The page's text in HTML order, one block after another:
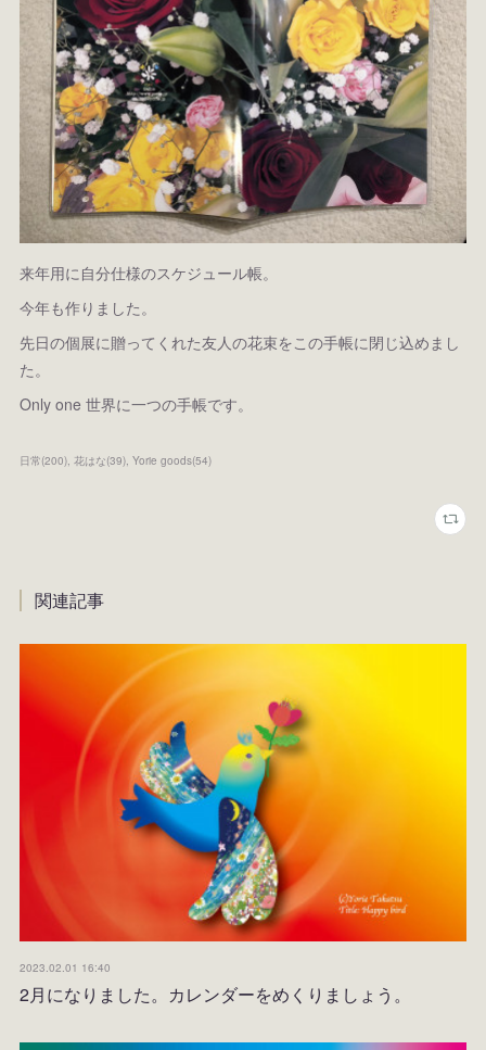
来年用に自分仕様のスケジュール帳。
今年も作りました。
先日の個展に贈ってくれた友人の花束をこの手帳に閉じ込めまし
た。
Only one 世界に一つの手帳です。
日常(200) 花はな(39) Yorie goods(54)
関連記事
2023.02.01 16:40
2月になりました。カレンダーをめくりましょう。